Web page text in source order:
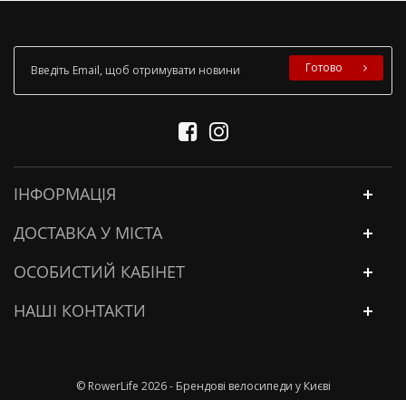
Готово
ІНФОРМАЦІЯ
ДОСТАВКА У МІСТА
ОСОБИСТИЙ КАБІНЕТ
НАШІ КОНТАКТИ
© RowerLife 2026 - Брендові велосипеди у Києві